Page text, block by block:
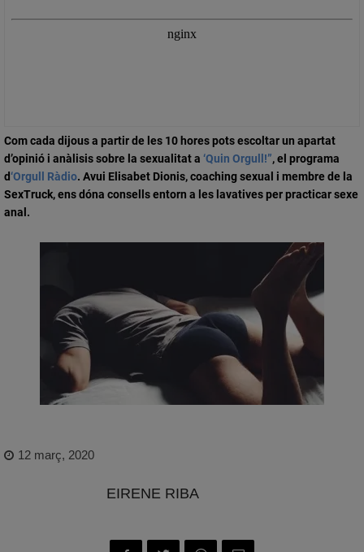
Com cada dijous a partir de les 10 hores pots escoltar un apartat
d’opinió i anàlisis sobre la sexualitat a ‘Quin Orgull!”, el programa
d‘Orgull Ràdio. Avui Elisabet Dionis, coaching sexual i membre de la
SexTruck, ens dóna consells entorn a les lavatives per practicar sexe
anal.
12 març, 2020
EIRENE RIBA